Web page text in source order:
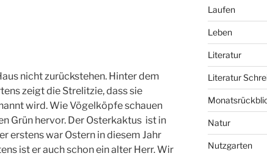
nicht zurückstehen. Hinter dem
zeigt die Strelitzie, dass sie
wird. Wie Vögelköpfe schauen
Grün hervor. Der Osterkaktus ist in
erstens war Ostern in diesem Jahr
ist er auch schon ein alter Herr. Wir
Laufen
Leben
Literatur
Literatur
Natur
Nutzgarten